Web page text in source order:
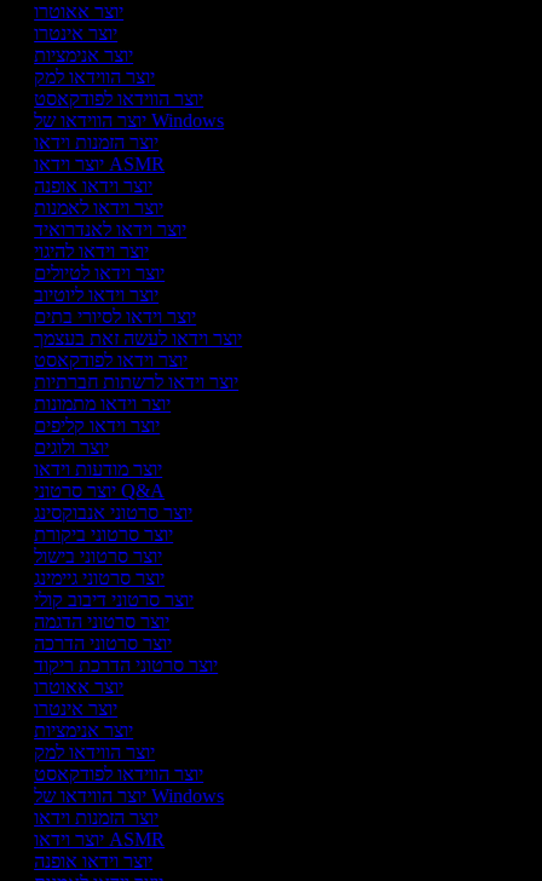
יוצר אאוטרו
יוצר אינטרו
יוצר אנימציות
יוצר הווידאו למק
יוצר הווידאו לפודקאסט
יוצר הווידאו של Windows
יוצר הזמנות וידאו
יוצר וידאו ASMR
יוצר וידאו אופנה
יוצר וידאו לאמנות
יוצר וידאו לאנדרואיד
יוצר וידאו להיגוי
יוצר וידאו לטיולים
יוצר וידאו ליוטיוב
יוצר וידאו לסיורי בתים
יוצר וידאו לעשה זאת בעצמך
יוצר וידאו לפודקאסט
יוצר וידאו לרשתות חברתיות
יוצר וידאו מתמונות
יוצר וידאו קליפים
יוצר ולוגים
יוצר מודעות וידאו
יוצר סרטוני Q&A
יוצר סרטוני אנבוקסינג
יוצר סרטוני ביקורת
יוצר סרטוני בישול
יוצר סרטוני גיימינג
יוצר סרטוני דיבוב קולי
יוצר סרטוני הדגמה
יוצר סרטוני הדרכה
יוצר סרטוני הדרכת ריקוד
יוצר אאוטרו
יוצר אינטרו
יוצר אנימציות
יוצר הווידאו למק
יוצר הווידאו לפודקאסט
יוצר הווידאו של Windows
יוצר הזמנות וידאו
יוצר וידאו ASMR
יוצר וידאו אופנה